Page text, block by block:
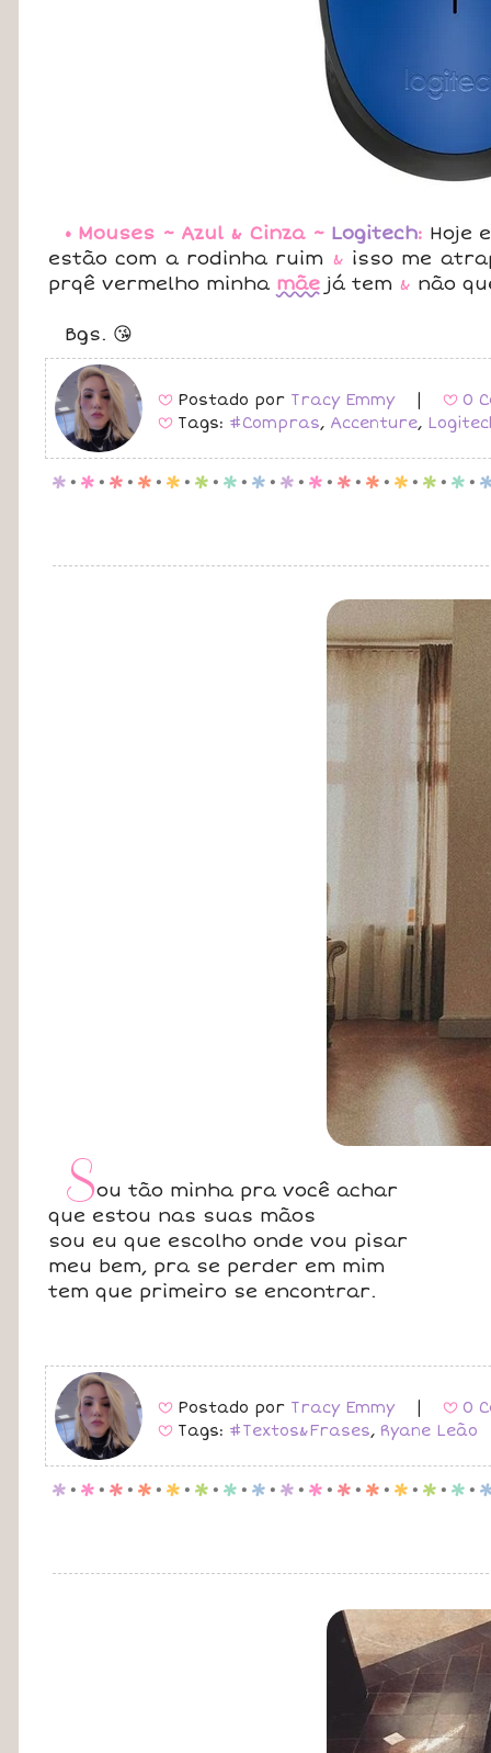
• Mouses ~ Azul & Cinza ~ Logitech: Hoje
estão com a rodinha ruim & isso me
prqê vermelho minha mãe já tem & não
Bgs. 😘
B Postado por Tracy Emmy B 0
B Tags: #Compras, Accenture,
p . p . p . p . p . p . p . p . p . p . p . p . p . p . p .
Sou tão minha pra você achar
que estou nas suas mãos
sou eu que escolho onde vou pisar
meu bem, pra se perder em mim
tem que primeiro se encontrar.
B Postado por Tracy Emmy B 0
B Tags: #Textos&Frases, Ryane Leão
p . p . p . p . p . p . p . p . p . p . p . p . p . p . p .